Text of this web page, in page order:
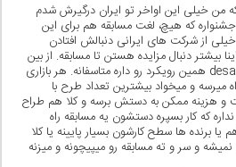
من خیلی این اواخر تو ایران درگیرش شدم
که هیچ، لغت مسابقه هم برای این
از شرکت های ایرانی دنبالش افتادن
بیشتر دنبال مزایده هستن تا مسابقه. از بین
خارجی ها هم desall همین رویکرد رو داره متاسفانه. هر بازاری
میرسه و میخواد بیشترین تعداد طرح با
و هزینه ممکن به دستش برسه و کلا هم طراح
که کار بسپره دستشون یه مسابقه راه
یا برنده ها سطح کارشون بسیار پایینه یا کلا
نمیشه و سر و ته مسابقه رو میپیچونه و میزنه